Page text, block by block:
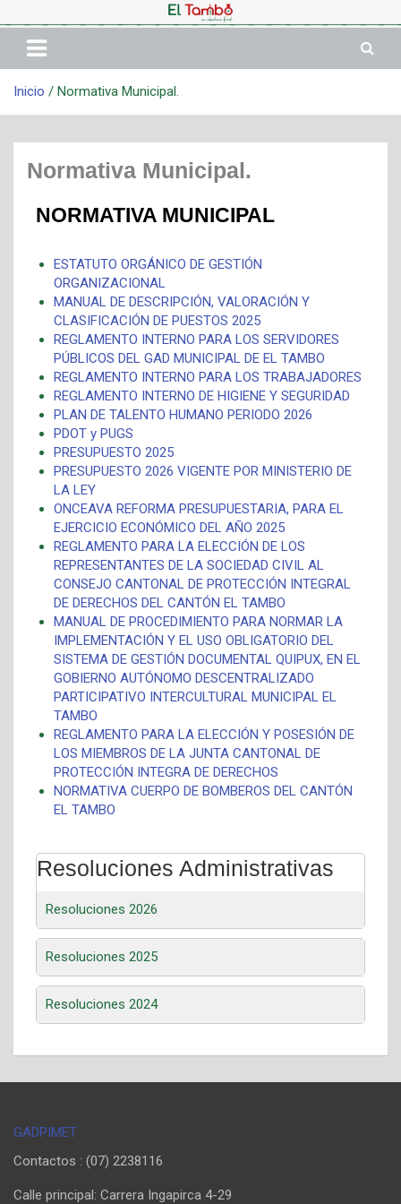
Inicio Normativa Municipal.
Normativa Municipal.
NORMATIVA MUNICIPAL
ESTATUTO ORGÁNICO DE GESTIÓN
ORGANIZACIONAL
MANUAL DE DESCRIPCIÓN, VALORACIÓN Y
CLASIFICACIÓN DE PUESTOS 2025
REGLAMENTO INTERNO PARA LOS SERVIDORES
PÚBLICOS DEL GAD MUNICIPAL DE EL TAMBO
REGLAMENTO INTERNO PARA LOS TRABAJADORES
REGLAMENTO INTERNO DE HIGIENE Y SEGURIDAD
PLAN DE TALENTO HUMANO PERIODO 2026
PDOT y PUGS
PRESUPUESTO 2025
PRESUPUESTO 2026 VIGENTE POR MINISTERIO DE
LA LEY
ONCEAVA REFORMA PRESUPUESTARIA, PARA EL
EJERCICIO ECONÓMICO DEL AÑO 2025
REGLAMENTO PARA LA ELECCIÓN DE LOS
REPRESENTANTES DE LA SOCIEDAD CIVIL AL
CONSEJO CANTONAL DE PROTECCIÓN INTEGRAL
DE DERECHOS DEL CANTÓN EL TAMBO
MANUAL DE PROCEDIMIENTO PARA NORMAR LA
IMPLEMENTACIÓN Y EL USO OBLIGATORIO DEL
SISTEMA DE GESTIÓN DOCUMENTAL QUIPUX, EN EL
GOBIERNO AUTÓNOMO DESCENTRALIZADO
PARTICIPATIVO INTERCULTURAL MUNICIPAL EL
TAMBO
REGLAMENTO PARA LA ELECCIÓN Y POSESIÓN DE
LOS MIEMBROS DE LA JUNTA CANTONAL DE
PROTECCIÓN INTEGRA DE DERECHOS
NORMATIVA CUERPO DE BOMBEROS DEL CANTÓN
EL TAMBO
Resoluciones Administrativas
Resoluciones 2026
Resoluciones 2025
Resoluciones 2024
GADPIMET
Contactos : (07) 2238116
Calle principal: Carrera Ingapirca 4-29